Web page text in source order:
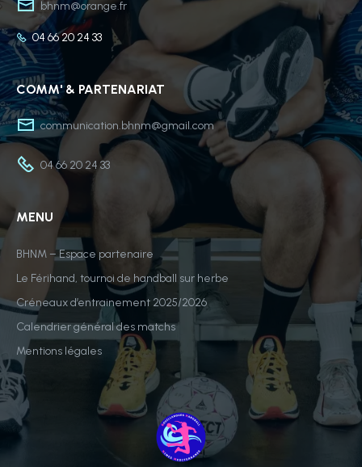
bhnm@orange.fr
04 66 20 24 33
COMM' & PARTENARIAT
communication.bhnm@gmail.com
04 66 20 24 33
MENU
BHNM – Espace partenaire
Le Férihand, tournoi de handball sur herbe
Créneaux d’entrainement 2025/2026
Calendrier général des matchs
Mentions légales